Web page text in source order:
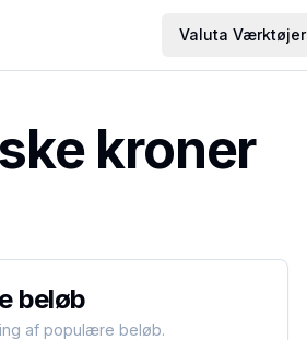
Valuta Værktøjer
kroner
beløb
af populære beløb.